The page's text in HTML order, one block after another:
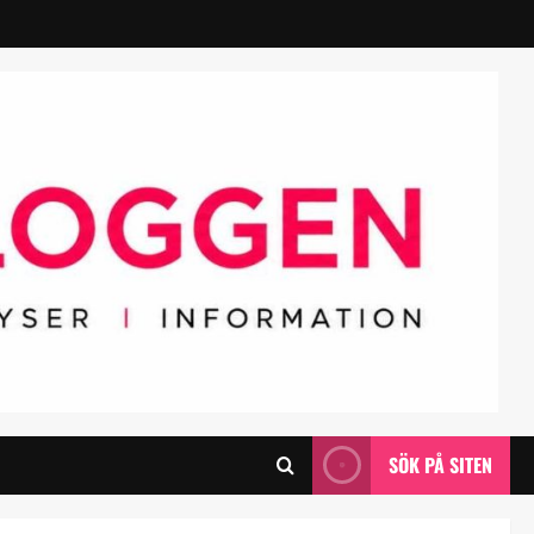
SÖK PÅ SITEN